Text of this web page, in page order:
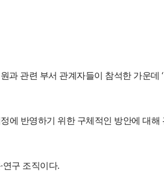
과 관련 부서 관계자들이 참석한 가운데
에 반영하기 위한 구체적인 방안에 대해
구 조직이다.